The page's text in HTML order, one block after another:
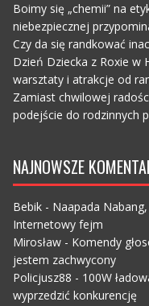
Boimy się „chemii” na
niebezpiecznej
Czy da się randkować
Dzień Dziecka z Roxie w
warsztaty i atrakcje od
Zamiast chwilowej
podejście do rodzinnych
NAJNOWSZE
Bebik- Naapada
Internetowy fejm
Mirosław- Komendy
jestem zachwycony
Policjusz88 - 100W
wyprzedzić konkurencję